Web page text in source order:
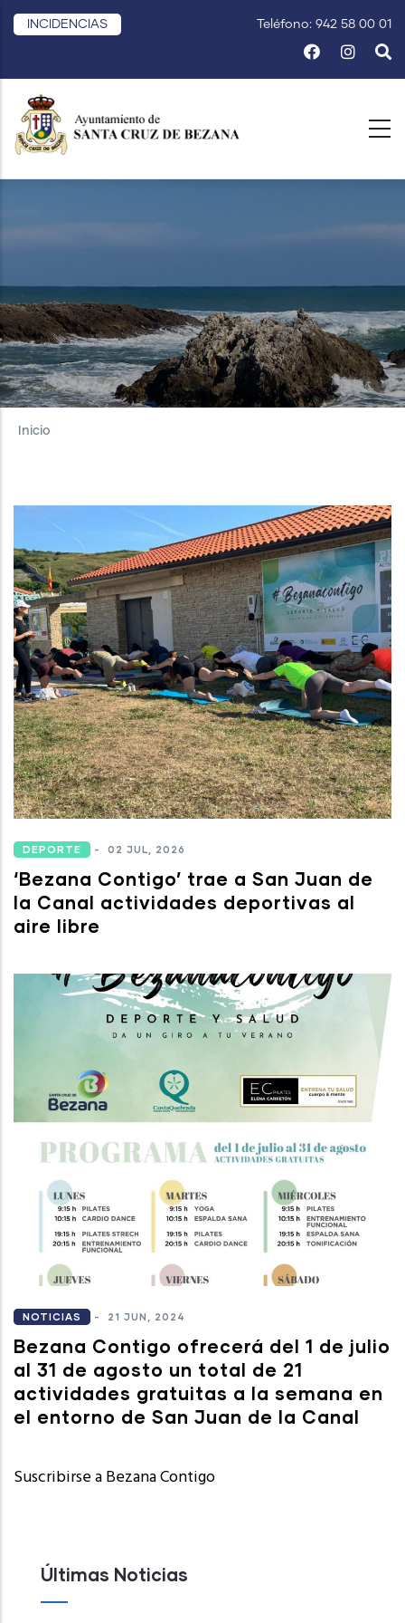
Pasar
principal
INCIDENCIAS Teléfono: 942 58 00 01
Inicio
DEPORTE - 02 JUL, 2026
‘Bezana Contigo’ trae a San Juan de
la Canal actividades deportivas al
aire libre
NOTICIAS - 21 JUN, 2024
Bezana Contigo ofrecerá del 1 de julio
al 31 de agosto un total de 21
actividades gratuitas a la semana en
el entorno de San Juan de la Canal
Suscribirse a Bezana Contigo
Últimas Noticias